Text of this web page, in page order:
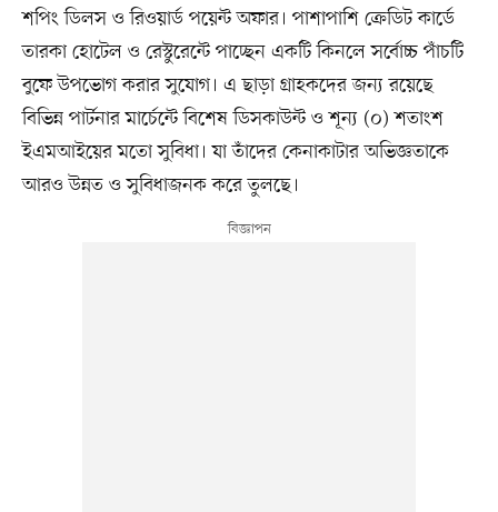
শপিং ডিলস ও রিওয়ার্ড পয়েন্ট অফার। পাশাপাশি ক্রেডিট কার্ডে
তারকা হোটেল ও রেস্টুরেন্টে পাচ্ছেন একটি কিনলে সর্বোচ্চ পাঁচটি
বুফে উপভোগ করার সুযোগ। এ ছাড়া গ্রাহকদের জন্য রয়েছে
বিভিন্ন পার্টনার মার্চেন্টে বিশেষ ডিসকাউন্ট ও শূন্য (০) শতাংশ
ইএমআইয়ের মতো সুবিধা। যা তাঁদের কেনাকাটার অভিজ্ঞতাকে
আরও উন্নত ও সুবিধাজনক করে তুলছে।